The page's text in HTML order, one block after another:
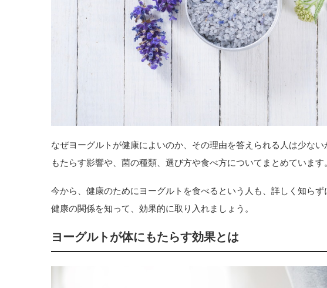
なぜヨーグルトが健康によいのか、その理由を答えられる人は少な
もたらす影響や、菌の種類、選び方や食べ方についてまとめています
今から、健康のためにヨーグルトを食べるという人も、詳しく知ら
健康の関係を知って、効果的に取り入れましょう。
ヨーグルトが体にもたらす効果とは